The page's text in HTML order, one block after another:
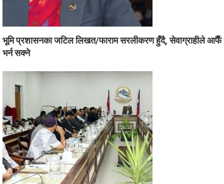
भूमि प्रशासनका जटिल लिखत/फाराम सरलीकरण हुँदै, सेवाग्राहीले आफैँ
भर्न सक्ने